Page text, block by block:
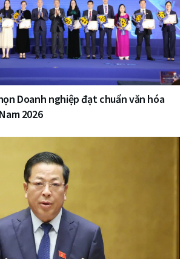
Doanh nghiệp đạt chuẩn văn hóa
2026